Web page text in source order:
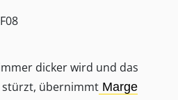
dicker wird und das
stürzt, übernimmt Marge